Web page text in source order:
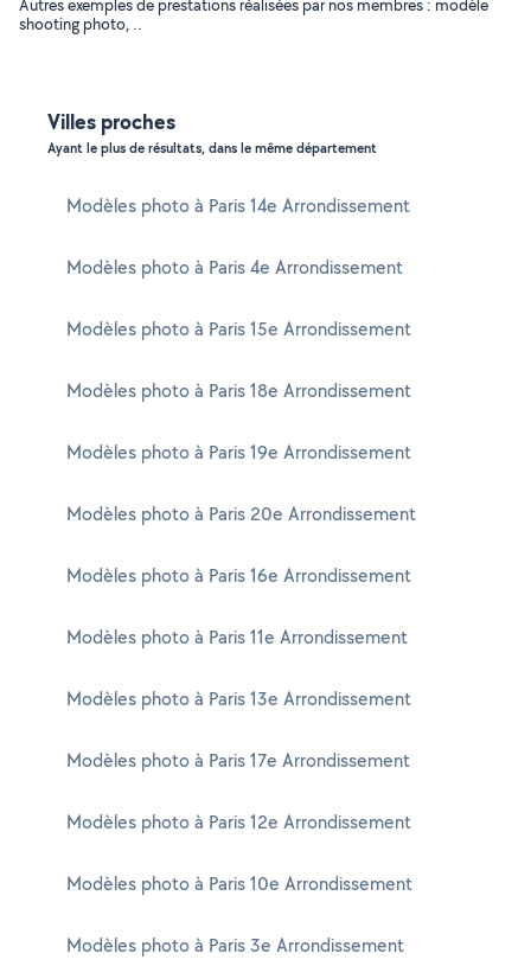
Autres exemples de prestations réalisées par nos membres : modèle
shooting photo, ..
Villes proches
Ayant le plus de résultats, dans le même département
Modèles photo à Paris 14e Arrondissement
Modèles photo à Paris 4e Arrondissement
Modèles photo à Paris 15e Arrondissement
Modèles photo à Paris 18e Arrondissement
Modèles photo à Paris 19e Arrondissement
Modèles photo à Paris 20e Arrondissement
Modèles photo à Paris 16e Arrondissement
Modèles photo à Paris 11e Arrondissement
Modèles photo à Paris 13e Arrondissement
Modèles photo à Paris 17e Arrondissement
Modèles photo à Paris 12e Arrondissement
Modèles photo à Paris 10e Arrondissement
Modèles photo à Paris 3e Arrondissement